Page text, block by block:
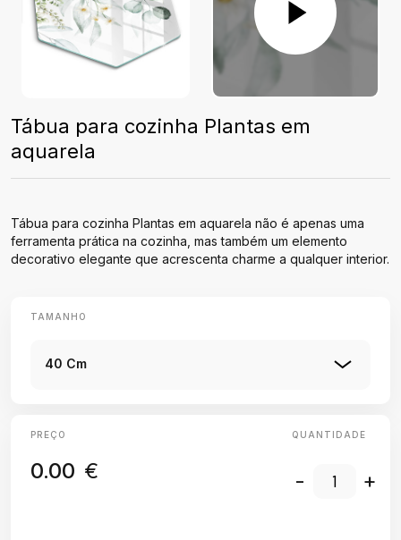
Tábua para cozinha Plantas em
aquarela
Tábua para cozinha Plantas em aquarela não é apenas uma
ferramenta prática na cozinha, mas também um elemento
decorativo elegante que acrescenta charme a qualquer interior.
TAMANHO
40 Cm
PREÇO
0.00 €
QUANTIDADE
- +